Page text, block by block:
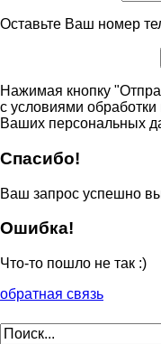
Оставьте Ваш номер
Нажимая кнопку
с условиями обработки
Ваших персональных
Спасибо!
Ваш запрос успешно
Ошибка!
Что-то пошло не так :)
обратная связь